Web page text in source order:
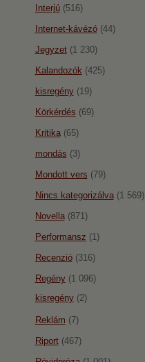
Interjú(516)
Internet-kávézó(44)
Jegyzet(1 230)
Kalandozók (425)
kisregény(19)
Körkérdés (69)
Kritika(65)
mondás (3)
Mondott vers (79)
Nincs kategorizálva(1 569)
Novella(871)
Performansz (1)
Recenzió(316)
Regény(1 096)
kisregény(2)
Reklám (7)
Riport(467)